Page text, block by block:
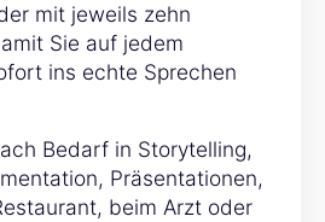
mit jeweils zehn
Sie auf jedem
ins echte Sprechen
Bedarf in Storytelling,
Präsentationen,
beim Arzt oder